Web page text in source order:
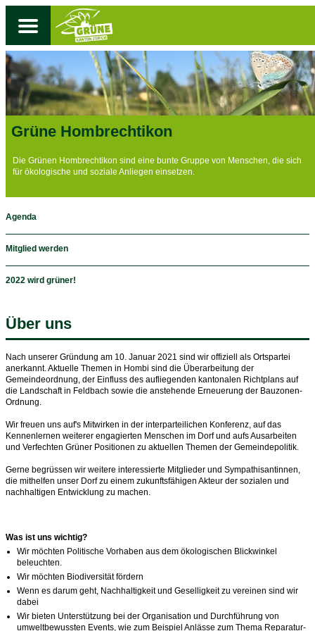
Grüne Hombrechtikon
Die Grünen Hombrechtikon sind eine bunte Gruppe von Menschen, die sich
für ökologische und soziale Anliegen einsetzen.
Agenda
Mitglied werden
2022 wird grüner!
Über uns
Nach unserer Gründung am 10. Januar 2021 sind wir offiziell als Ortspartei
anerkannt. Aktuelle Themen in Hombi sind die Überarbeitung der
Gemeindeordnung, der Einfluss des aufliegenden kantonalen Richtplans auf
die Landschaft in Feldbach sowie die anstehende Erneuerung der Bauzonen-
Ordnung.
Wir freuen uns auf's Mitwirken in der interparteilichen Konferenz, auf das
Kennenlernen weiterer engagierten Menschen im Dorf und aufs Ausarbeiten
und Verfechten Grüner Positionen zu aktuellen Themen der Gemeindepolitik.
Gerne begrüssen wir weitere interessierte Mitglieder und Sympathisantinnen,
die mithelfen unser Dorf zu einem zukunftsfähigen Akteur der sozialen und
nachhaltigen Entwicklung zu machen.
Was ist uns wichtig?
Wir möchten Politische Vorhaben aus dem ökologischen Blickwinkel
beleuchten.
Wir möchten Biodiversität fördern
Wenn es darum geht, Nachhaltigkeit und Geselligkeit zu vereinen sind wir
dabei
Wir bieten Unterstützung bei der Organisation und Durchführung von
umweltbewussten Events, wie zum Beispiel Anlässe zum Thema Reparatur-